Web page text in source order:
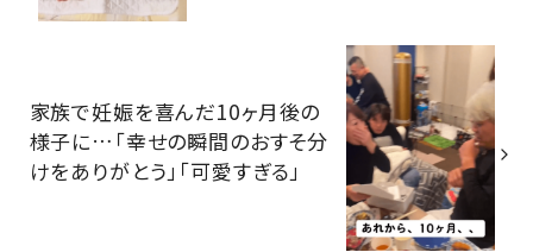
家族で妊娠を喜んだ10ヶ月後の
様子に…「幸せの瞬間のおすそ分
けをありがとう」「可愛すぎる」